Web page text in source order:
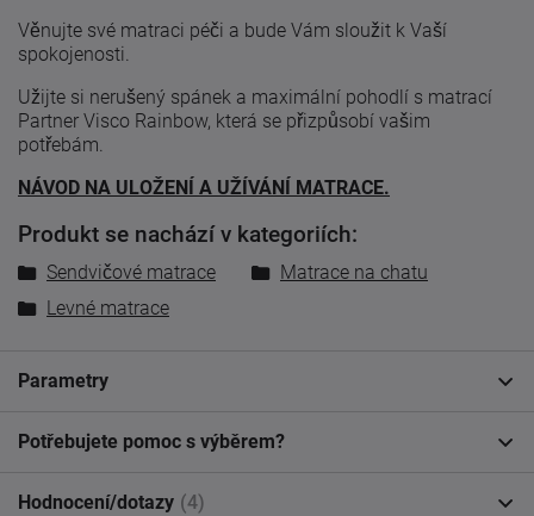
Věnujte své matraci péči a bude Vám sloužit k Vaší
spokojenosti.
Užijte si nerušený spánek a maximální pohodlí s matrací
Partner Visco Rainbow, která se přizpůsobí vašim
potřebám.
NÁVOD NA ULOŽENÍ A UŽÍVÁNÍ MATRACE.
Produkt se nachází v kategoriích:
Sendvičové matrace
Matrace na chatu
Levné matrace
Parametry
Potřebujete pomoc s výběrem?
Hodnocení/dotazy (4)